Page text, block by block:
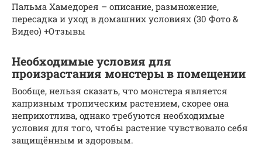
Пальма Хамедорея – описание, размножение,
пересадка и уход в домашних условиях (30 Фото &
Видео) +Отзывы
Необходимые условия для
произрастания монстеры в помещении
Вообще, нельзя сказать, что монстера является
капризным тропическим растением, скорее она
неприхотлива, однако требуются необходимые
условия для того, чтобы растение чувствовало себя
защищённым и здоровым.